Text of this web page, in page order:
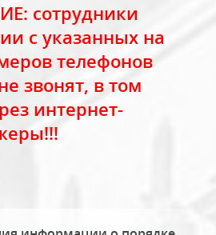
сотрудники
с указанных на
телефонов
звонят, в том
интернет-